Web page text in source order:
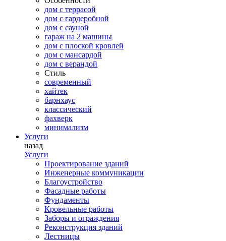
дом с террасой
дом с гардеробной
дом с сауной
гараж на 2 машины
дом с плоской кровлей
дом с мансардой
дом с верандой
Стиль
современный
хайтек
барнхаус
классический
фахверк
минимализм
Услуги
назад
Услуги
Проектирование зданий
Инженерные коммуникации
Благоустройство
Фасадные работы
Фундаменты
Кровельные работы
Заборы и ограждения
Реконструкция зданий
Лестницы